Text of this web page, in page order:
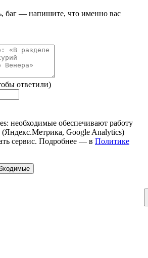
баг — напишите, что именно вас
ответили)
необходимые обеспечивают работу
(Яндекс.Метрика, Google Analytics)
сервис. Подробнее — в Политике